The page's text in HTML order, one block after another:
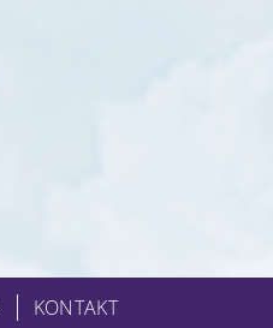
KONTAKT